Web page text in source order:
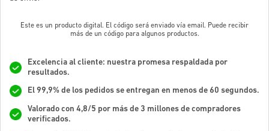
Este es un producto digital. El código será enviado vía email. Puede recibir
más de un código para algunos productos.
Excelencia al cliente: nuestra promesa respaldada por
resultados.
El 99,9% de los pedidos se entregan en menos de 60 segundos.
Valorado con 4,8/5 por más de 3 millones de compradores
verificados.